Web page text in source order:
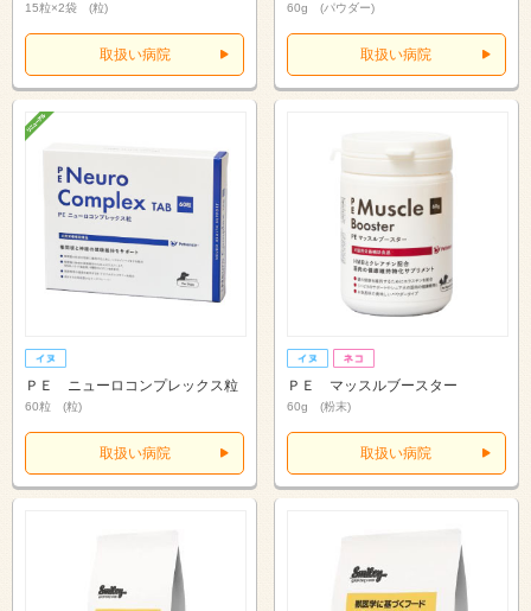
15粒×2袋 (粒)
取扱い病院
60g (パウダー)
取扱い病院
ＰＥ ニューロコンプレックス粒
60粒 (粒)
取扱い病院
ＰＥ マッスルブースター
60g (粉末)
取扱い病院